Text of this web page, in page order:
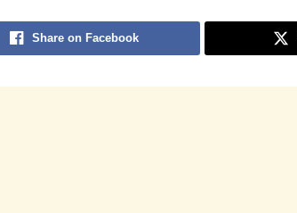
Share on Facebook